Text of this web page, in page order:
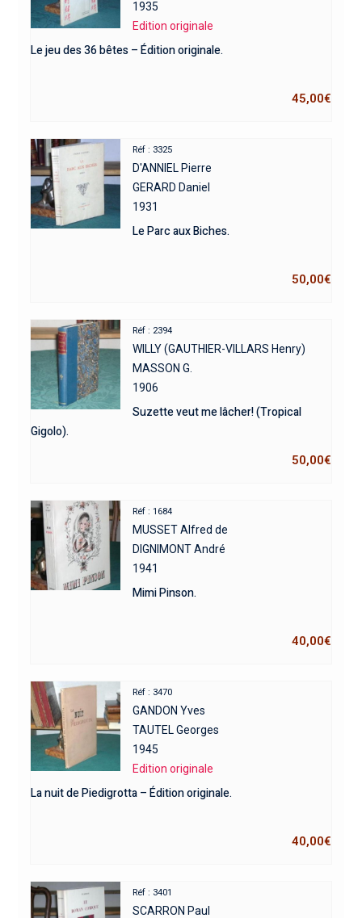
1935
Edition originale
Le jeu des 36 bêtes – Édition originale.
45,00€
Réf : 3325
D'ANNIEL Pierre
GERARD Daniel
1931
Le Parc aux Biches.
50,00€
Réf : 2394
WILLY (GAUTHIER-VILLARS Henry)
MASSON G.
1906
Suzette veut me lâcher! (Tropical
Gigolo).
50,00€
Réf : 1684
MUSSET Alfred de
DIGNIMONT André
1941
Mimi Pinson.
40,00€
Réf : 3470
GANDON Yves
TAUTEL Georges
1945
Edition originale
La nuit de Piedigrotta – Édition originale.
40,00€
Réf : 3401
SCARRON Paul